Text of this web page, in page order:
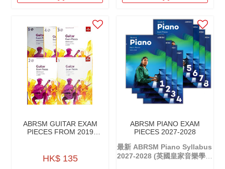
ABRSM GUITAR EXAM
PIECES FROM 2019
HK$ 135
ABRSM PIANO EXAM
PIECES 2027-2028
最新 ABRSM Piano Syllabus
2027-2028 (英國皇家音樂學院